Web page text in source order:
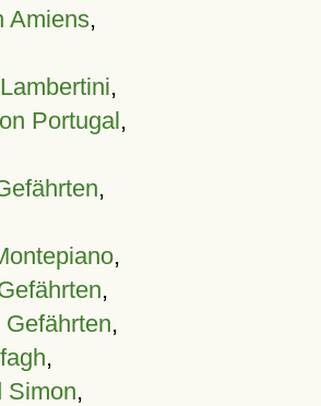
Amiens,
,
Portugal,
,
,
,
,
,
Simon,